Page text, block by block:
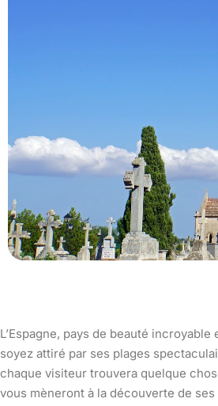
L’Espagne, pays de beauté
soyez attiré par ses plages
chaque visiteur trouvera quelque
vous mèneront à la découverte de